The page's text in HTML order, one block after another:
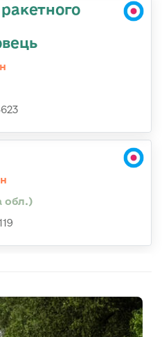
ракетного
обл.)